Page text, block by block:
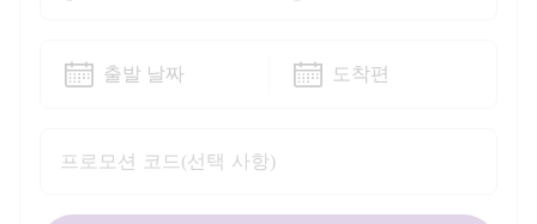
프로모션 코드(선택 사항)
출발 날짜 도착편